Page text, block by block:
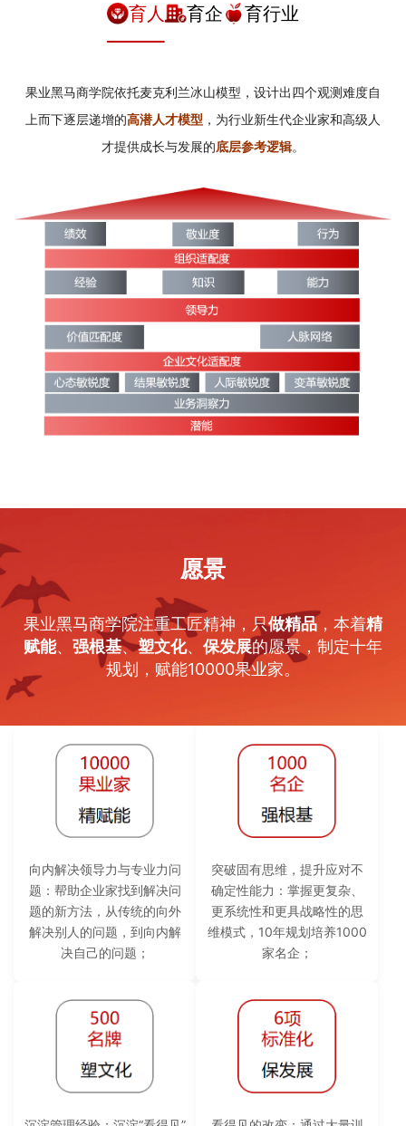
育人 育企 育行业
果业黑马商学院依托麦克利兰冰山模型，设计出四个观测难度自
上而下逐层递增的高潜人才模型 ，为行业新生代企业家和高级人
才提供成长与发展的底层参考逻辑。
愿景
果业黑马商学院注重工匠精神，只做精品 ，本着精
赋能、 强根基、塑文化、 保发展的愿景，制定十年
规划，赋能10000果业家。
向内解决领导力与专业力问
题：帮助企业家找到解决问
题的新方法，从传统的向外
解决别人的问题，到向内解
决自己的问题；
突破固有思维，提升应对不
确定性能力：掌握更复杂、
更系统性和更具战略性的思
维模式，10年规划培养1000
家名企；